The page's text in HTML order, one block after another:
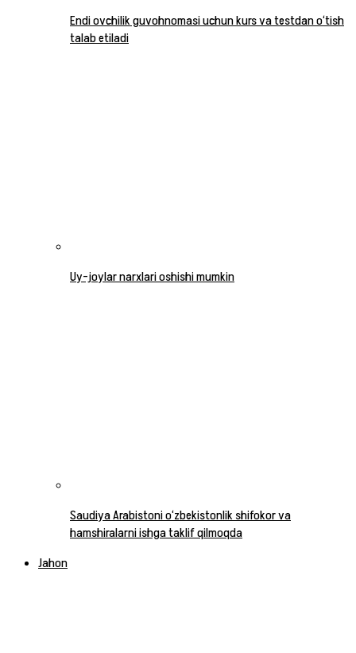
Endi ovchilik guvohnomasi uchun kurs va testdan o‘tish
talab etiladi
Uy-joylar narxlari oshishi mumkin
Saudiya Arabistoni o‘zbekistonlik shifokor va
hamshiralarni ishga taklif qilmoqda
Jahon